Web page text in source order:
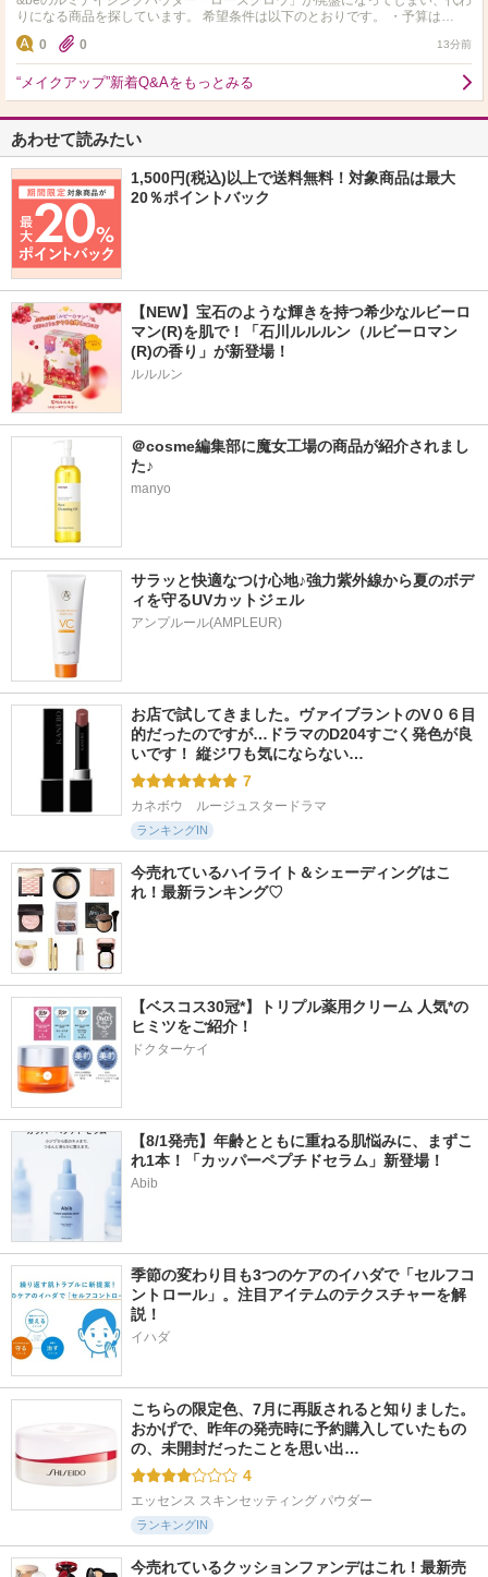
りになる商品を探しています。 希望条件は以下のとおりです。 ・予算は
2,500円前後まで ・ラメ感が強いもので…
0 0 13分前
“メイクアップ”新着Q&Aをもっとみる
あわせて読みたい
1,500円(税込)以上で送料無料！対象商品は最大
20％ポイントバック
【NEW】宝石のような輝きを持つ希少なルビーロ
マン(R)を肌で！「石川ルルルン（ルビーロマン
(R)の香り」が新登場！
ルルルン
＠cosme編集部に魔女工場の商品が紹介されまし
た♪
manyo
サラッと快適なつけ心地♪強力紫外線から夏のボデ
ィを守るUVカットジェル
アンプルール(AMPLEUR)
お店で試してきました。ヴァイブラントのV０６目
的だったのですが…ドラマのD204すごく発色が良
いです！ 縦ジワも気にならない…
7
カネボウ　ルージュスタードラマ
ランキングIN
今売れているハイライト＆シェーディングはこ
れ！最新ランキング♡
【ベスコス30冠*】トリプル薬用クリーム 人気*の
ヒミツをご紹介！
ドクターケイ
【8/1発売】年齢とともに重ねる肌悩みに、まずこ
れ1本！「カッパーペプチドセラム」新登場！
Abib
季節の変わり目も3つのケアのイハダで「セルフコ
ントロール」。注目アイテムのテクスチャーを解
説！
イハダ
こちらの限定色、7月に再販されると知りました。
おかげで、昨年の発売時に予約購入していたもの
の、未開封だったことを思い出…
4
エッセンス スキンセッティング パウダー
ランキングIN
今売れているクッションファンデはこれ！最新売